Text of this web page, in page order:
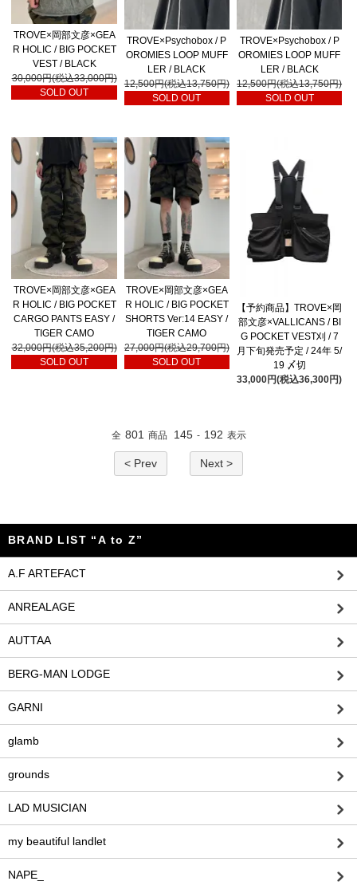
TROVE×岡部文彦×GEA
R HOLIC / BIG POCKET
VEST / BLACK
30,000円(税込33,000円)
SOLD OUT
TROVE×Psychobox / P
OROMIES LOOP MUFF
LER / BLACK
12,500円(税込13,750円)
SOLD OUT
TROVE×Psychobox / P
OROMIES LOOP MUFF
LER / BLACK
12,500円(税込13,750円)
SOLD OUT
TROVE×岡部文彦×GEA
R HOLIC / BIG POCKET
CARGO PANTS EASY /
TIGER CAMO
32,000円(税込35,200円)
SOLD OUT
TROVE×岡部文彦×GEA
R HOLIC / BIG POCKET
SHORTS Ver:14 EASY /
TIGER CAMO
27,000円(税込29,700円)
SOLD OUT
【予約商品】TROVE×岡
部文彦×VALLICANS / BI
G POCKET VEST刈 / 7
月下旬発売予定 / 24年 5/
19 〆切
33,000円(税込36,300円)
全 801 商品 145 - 192 表示
< Prev Next >
BRAND LIST “A to Z”
A.F ARTEFACT
ANREALAGE
AUTTAA
BERG-MAN LODGE
GARNI
glamb
grounds
LAD MUSICIAN
my beautiful landlet
NAPE_